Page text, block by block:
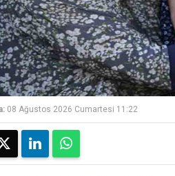
08 Ağustos 2026 Cumartesi 11:22